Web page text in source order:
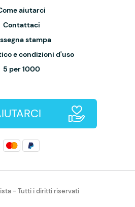
aiutarci
Contattaci
stampa
e condizioni d'uso
5 per 1000
- Tutti i diritti riservati